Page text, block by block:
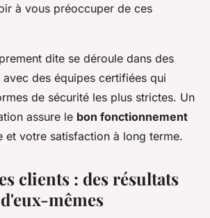
à vous préoccuper de ces
dite se déroule dans des
des équipes certifiées qui
de sécurité les plus strictes. Un
assure le bon fonctionnement
et votre satisfaction à long terme.
clients : des résultats
mêmes